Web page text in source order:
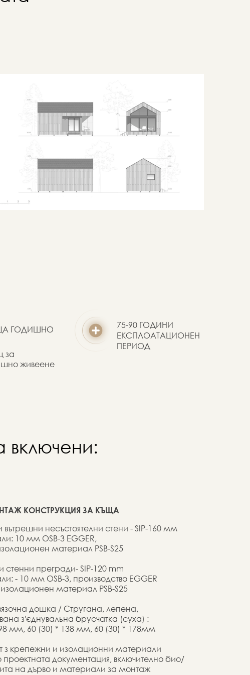
ГОДИШНО
за
живеене
75-90 ГОДИНИ
ЕКСПЛОАТАЦИОНЕН
ПЕРИОД
включени:
КОНСТРУКЦИЯ ЗА КЪЩА
несъстоятелни стени - SIP-160 мм
10 мм OSB-3 EGGER,
материал PSB-S25
стенни прегради- SIP-120 mm
- 10 мм OSB-3, производство EGGER
материал PSB-S25
дошка / Стругана, лепена,
з'єднувальна брусчатка (суха) :
мм, 60 (30) * 138 мм, 60 (30) * 178мм
з крепежни и изолационни материали
проектната документация, включително био/
на дърво и материали за монтаж